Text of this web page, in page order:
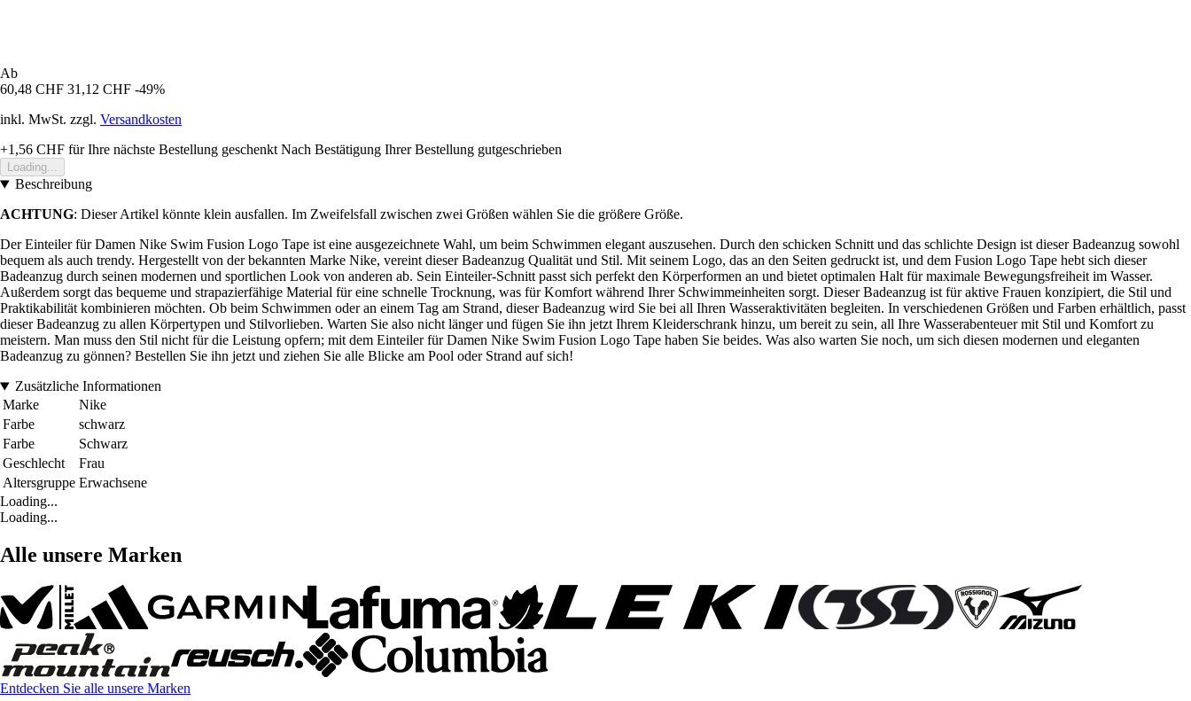
Ab
60,48 CHF 31,12 CHF -49%
inkl. MwSt. zzgl. Versandkosten
+1,56 CHF für Ihre nächste Bestellung geschenkt Nach Bestätigung Ihrer Bestellung gutgeschrieben
Loading...
Beschreibung
ACHTUNG: Dieser Artikel könnte klein ausfallen. Im Zweifelsfall zwischen zwei Größen wählen Sie die größere Größe.
Der Einteiler für Damen Nike Swim Fusion Logo Tape ist eine ausgezeichnete Wahl, um beim Schwimmen elegant auszusehen. Durch den schicken Schnitt und das schlichte Design ist dieser Badeanzug sowohl
bequem als auch trendy. Hergestellt von der bekannten Marke Nike, vereint dieser Badeanzug Qualität und Stil. Mit seinem Logo, das an den Seiten gedruckt ist, und dem Fusion Logo Tape hebt sich dieser
Badeanzug durch seinen modernen und sportlichen Look von anderen ab. Sein Einteiler-Schnitt passt sich perfekt den Körperformen an und bietet optimalen Halt für maximale Bewegungsfreiheit im Wasser.
Außerdem sorgt das bequeme und strapazierfähige Material für eine schnelle Trocknung, was für Komfort während Ihrer Schwimmeinheiten sorgt. Dieser Badeanzug ist für aktive Frauen konzipiert, die Stil und
Praktikabilität kombinieren möchten. Ob beim Schwimmen oder an einem Tag am Strand, dieser Badeanzug wird Sie bei all Ihren Wasseraktivitäten begleiten. In verschiedenen Größen und Farben erhältlich, passt
dieser Badeanzug zu allen Körpertypen und Stilvorlieben. Warten Sie also nicht länger und fügen Sie ihn jetzt Ihrem Kleiderschrank hinzu, um bereit zu sein, all Ihre Wasserabenteuer mit Stil und Komfort zu
meistern. Man muss den Stil nicht für die Leistung opfern; mit dem Einteiler für Damen Nike Swim Fusion Logo Tape haben Sie beides. Was also warten Sie noch, um sich diesen modernen und eleganten
Badeanzug zu gönnen? Bestellen Sie ihn jetzt und ziehen Sie alle Blicke am Pool oder Strand auf sich!
Zusätzliche Informationen
Marke
Nike
Farbe
schwarz
Farbe
Schwarz
Geschlecht
Frau
Altersgruppe Erwachsene
Loading...
Loading...
Alle unsere Marken
Entdecken Sie alle unsere Marken